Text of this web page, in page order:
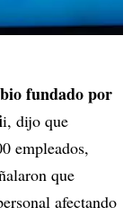
fundado por
i, dijo que
empleados,
que
afectando